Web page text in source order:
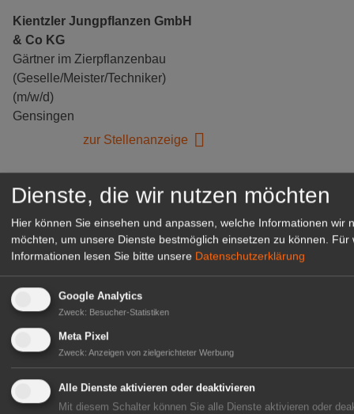
Kientzler Jungpflanzen GmbH
& Co KG
Gärtner im Zierpflanzenbau
(Geselle/Meister/Techniker)
(m/w/d)
Gensingen
zur Stellenanzeige
Gärtnerei Hanns
Mitarbeiter (m/w/d) für unsere
Logistikhalle
Dienste, die wir nutzen möchten
Hier können Sie einsehen und anpassen, welche Informationen wir
möchten, um unsere Dienste bestmöglich einsetzen zu können.
Für
Informationen lesen Sie bitte unsere Datenschutzerklärung
Google Analytics
Zweck: Besucher-Statistiken
Meta Pixel
Zweck: Anzeigen von zielgerichteter Werbung
Alle Dienste aktivieren oder deaktivieren
Mit diesem Schalter können Sie alle Dienste aktivieren oder